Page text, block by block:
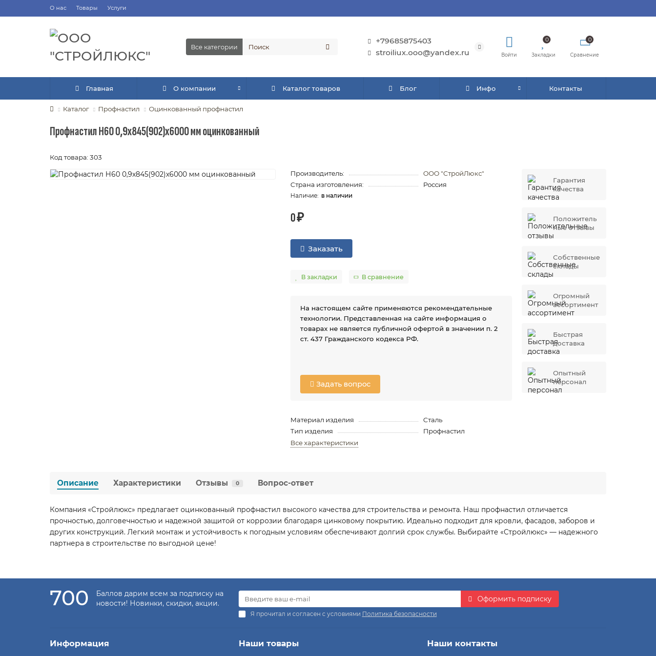
О нас Товары Услуги
Все категории
+79685875403
stroiliux.ooo@yandex.ru
Войти
0
Закладки
0
Сравнение
Главная О компании Каталог товаров Блог Инфо Контакты
Каталог Профнастил Оцинкованный профнастил
Профнастил Н60 0,9х845(902)х6000 мм оцинкованный
Код товара: 303
Производитель:
ООО "СтройЛюкс"
Страна изготовления:
Россия
в наличии
0 ₽
Заказать
В закладки В сравнение
На настоящем сайте применяются рекомендательные
технологии. Представленная на сайте информация о
товарах не является публичной офертой в значении п. 2
ст. 437 Гражданского кодекса РФ.
Задать вопрос
Материал изделия
Сталь
Тип изделия
Профнастил
Все характеристики
Гарантия
качества
Положитель
ные отзывы
Собственные
склады
Огромный
ассортимент
Быстрая
доставка
Опытный
персонал
Описание Характеристики Отзывы 0 Вопрос-ответ
Компания «Стройлюкс» предлагает оцинкованный профнастил высокого качества для строительства и ремонта. Наш профнастил отличается
прочностью, долговечностью и надежной защитой от коррозии благодаря цинковому покрытию. Идеально подходит для кровли, фасадов, заборов и
других конструкций. Легкий монтаж и устойчивость к погодным условиям обеспечивают долгий срок службы. Выбирайте «Стройлюкс» — надежного
партнера в строительстве по выгодной цене!
700
Баллов дарим всем за подписку на
новости! Новинки, скидки, акции.
Оформить подписку
Я прочитал и согласен с условиями Политика безопасности
Информация Наши товары Наши контакты